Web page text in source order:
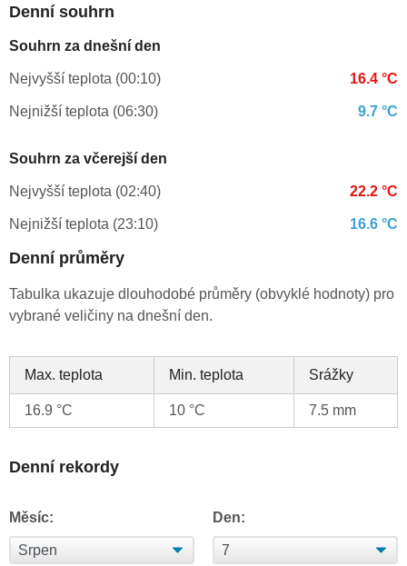
Denní souhrn
Souhrn za dnešní den
Nejvyšší teplota (00:10) 16.4 °C
Nejnižší teplota (06:30) 9.7 °C
Souhrn za včerejší den
Nejvyšší teplota (02:40) 22.2 °C
Nejnižší teplota (23:10) 16.6 °C
Denní průměry
Tabulka ukazuje dlouhodobé průměry (obvyklé hodnoty) pro
vybrané veličiny na dnešní den.
Max. teplota Min. teplota Srážky
16.9 °C 10 °C 7.5 mm
Denní rekordy
Měsíc: Den: